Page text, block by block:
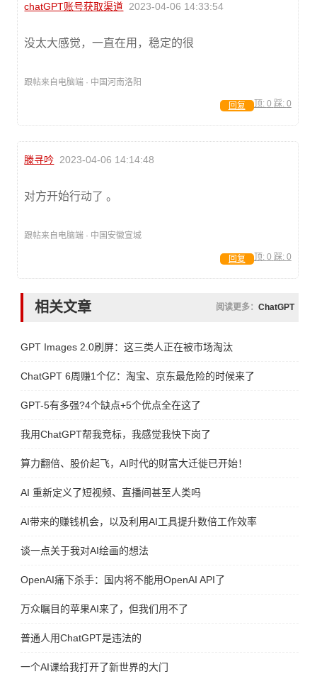
chatGPT账号获取渠道 2023-04-06 14:33:54
没太大感觉，一直在用，稳定的很
跟帖来自电脑端 · 中国河南洛阳
顶: 0 踩: 0
回复
滕寻吟 2023-04-06 14:14:48
对方开始行动了 。
跟帖来自电脑端 · 中国安徽宣城
顶: 0 踩: 0
回复
相关文章 阅读更多： ChatGPT
GPT Images 2.0刷屏：这三类人正在被市场淘汰
ChatGPT 6周赚1个亿：淘宝、京东最危险的时候来了
GPT-5有多强?4个缺点+5个优点全在这了
我用ChatGPT帮我竞标，我感觉我快下岗了
算力翻倍、股价起飞，AI时代的财富大迁徙已开始！
AI 重新定义了短视频、直播间甚至人类吗
AI带来的赚钱机会，以及利用AI工具提升数倍工作效率
谈一点关于我对AI绘画的想法
OpenAI痛下杀手：国内将不能用OpenAI API了
万众瞩目的苹果AI来了，但我们用不了
普通人用ChatGPT是违法的
一个AI课给我打开了新世界的大门